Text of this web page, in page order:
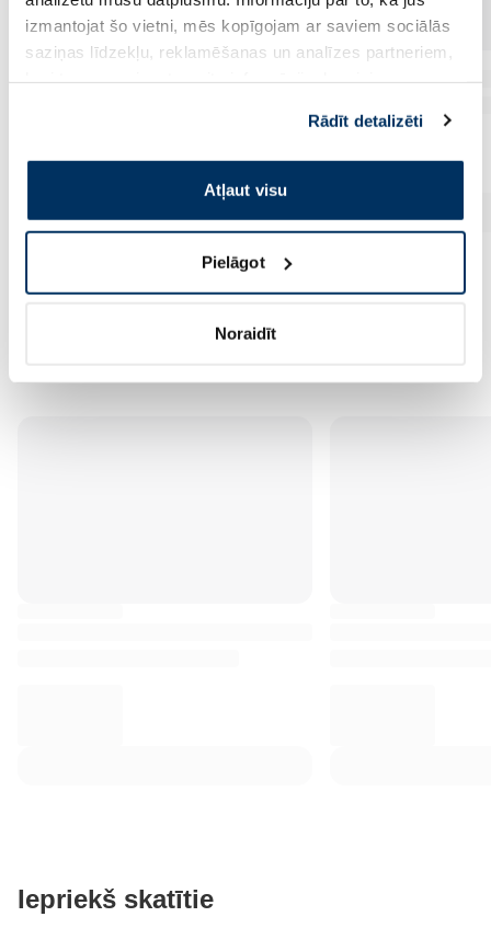
izmantojat šo vietni, mēs kopīgojam ar saviem sociālās
saziņas līdzekļu, reklamēšanas un analīzes partneriem,
pakalpojumus. Ja piekrītat šo papildu sīkdatņu
izmantošanai, lūdzu, atzīmējiet savu izvēli:
Rādīt detalizēti
Atļaut visu
Pielāgot
Noraidīt
Vēl no šī zīmola
Iepriekš skatītie